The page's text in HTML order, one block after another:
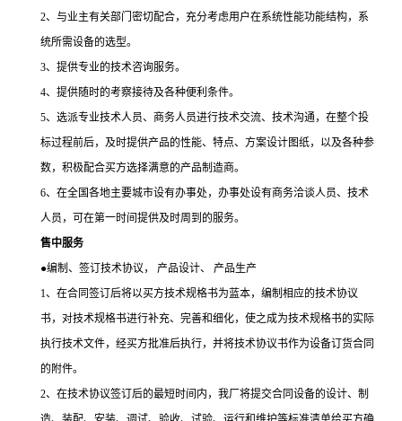
2、与业主有关部门密切配合，充分考虑用户在系统性能功能结构，系
统所需设备的选型。
3、提供专业的技术咨询服务。
4、提供随时的考察接待及各种便利条件。
5、选派专业技术人员、商务人员进行技术交流、技术沟通，在整个投
标过程前后，及时提供产品的性能、特点、方案设计图纸，以及各种参
数，积极配合买方选择满意的产品制造商。
6、在全国各地主要城市设有办事处，办事处设有商务洽谈人员、技术
人员，可在第一时间提供及时周到的服务。
售中服务
●编制、签订技术协议， 产品设计、 产品生产
1、在合同签订后将以买方技术规格书为蓝本，编制相应的技术协议
书，对技术规格书进行补充、完善和细化，使之成为技术规格书的实际
执行技术文件，经买方批准后执行，并将技术协议书作为设备订货合同
的附件。
2、在技术协议签订后的最短时间内，我厂将提交合同设备的设计、制